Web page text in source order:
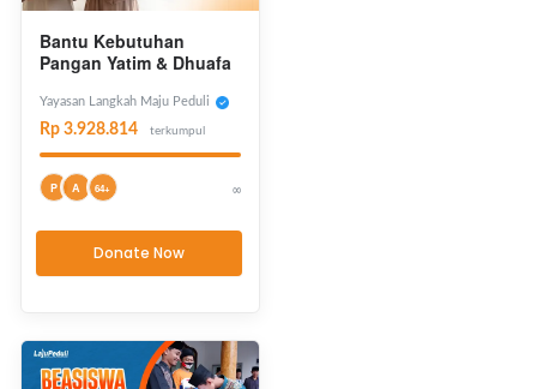
Bantu Kebutuhan
Pangan Yatim & Dhuafa
Yayasan Langkah Maju Peduli
Rp 3.928.814 terkumpul
P A 64+ ∞
Donate Now